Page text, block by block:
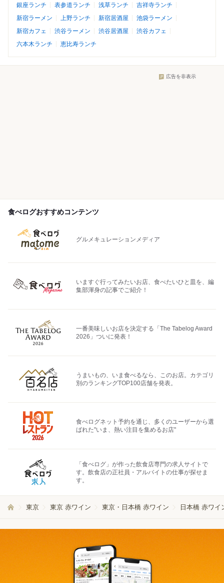
銀座ランチ
表参道ランチ 浅草ランチ
吉祥寺ランチ
新宿ラーメン
上野ランチ 新宿居酒屋
池袋ラーメン
新宿カフェ
渋谷ラーメン 渋谷居酒屋
渋谷カフェ
六本木ランチ
恵比寿ランチ
広告を非表示
食べログおすすめコンテンツ
グルメキュレーションメディア
いますぐ行ってみたいお店、食べたいひと皿を、編
集部渾身の記事でご紹介！
一番美味しいお店を決定する「The Tabelog Award
2026」ついに発表！
うまいもの、いま食べるなら、このお店。カテゴリ
別のランキングTOP100店舗を発表。
食べログネット予約を通じ、多くのユーザーから選
ばれた"いま、熱い注目を集めるお店"
「食べログ」が作った飲食店専門の求人サイトで
す。飲食店の正社員・アルバイトの仕事が探せま
す。
東京 東京 赤ワイン 東京・日本橋 赤ワイン 日本橋 赤ワイ